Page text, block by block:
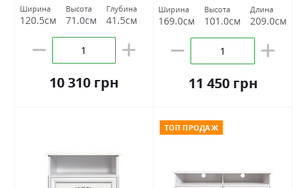
Ширина
120.5см
Высота
71.0см
Глубина
41.5см
10 310 грн
Ширина
169.0см
Высота
101.0см
Длина
209.0см
11 450 грн
ТОП ПРОДАЖ